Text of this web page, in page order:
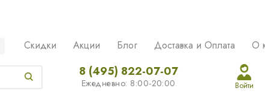
Скидки Акции Блог Доставка и Оплата О
8 (495) 822-07-07
Ежедневно: 8:00-20:00 Войти